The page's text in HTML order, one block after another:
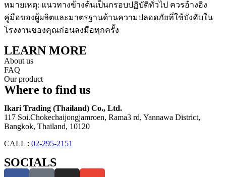
หมายเหตุ: แนวทางข้างต้นเป็นกรอบปฏิบัติทั่วไป ควรอ้างอิง
คู่มือของผู้ผลิตและมาตรฐานด้านความปลอดภัยที่ใช้บังคับใน
โรงงานของคุณก่อนลงมือทุกครั้ง
LEARN MORE
About us
FAQ
Our product
Where to find us
Ikari Trading (Thailand) Co., Ltd.
117 Soi.Chokechaijongjamroen, Rama3 rd, Yannawa District,
Bangkok, Thailand, 10120
CALL : 02-295-2151
SOCIALS